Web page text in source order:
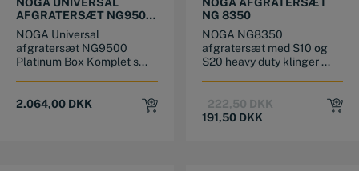
NOGA UNIVERSAL
AFGRATERSÆT NG9500
PLATINUM BOX
NOGA Universal
afgratersæt NG9500
Platinum Box Komplet s...
2.064,00 DKK
NOGA AFGRATERSÆT
NG 8350
NOGA NG8350
afgratersæt med S10 og
S20 heavy duty klinger ...
222,50DKKOriginal
191,50 DKK
Current